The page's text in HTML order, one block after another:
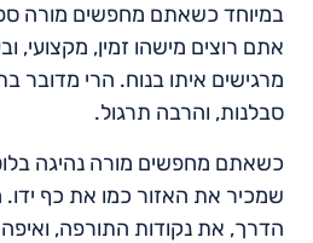
במיוחד כשאתם מחפשים מורה
אתם רוצים מישהו זמין, מקצועי,
מרגישים איתו בנוח. הרי מדובר
סבלנות, והרבה תרגול.
כשאתם מחפשים מורה נהיגה
שמכיר את האזור כמו את כף ידו.
הדרך, את נקודות התורפה,